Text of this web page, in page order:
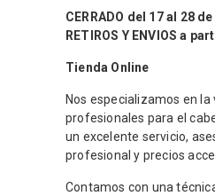
CERRADO del 17 al 28
RETIROS Y ENVIOS a
Tienda Online
Nos especializamos en
profesionales para el
un excelente servicio,
profesional y precios
Contamos con una